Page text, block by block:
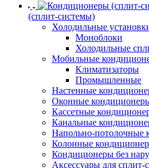
(сплит-системы)
Холодильные
Моноблоки
Холодильные
Мобильные
Климатизаторы
Промышленные
Настенные
Оконные
Кассетные
Канальные
Напольно-потолочные
Колонные
Кондиционеры без
Аксессуары для сплит-